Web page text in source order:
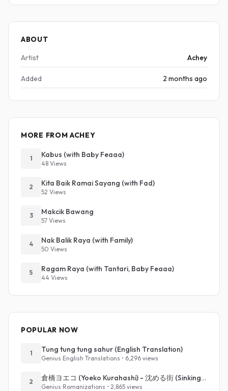
ABOUT
Artist
Achey
Added 2 months ago
MORE FROM ACHEY
1 Kabus (with Baby Feaaa)
48 Views
2 Kita Baik Ramai Sayang (with Fad)
52 Views
3 Makcik Bawang
57 Views
4 Nak Balik Raya (with Family)
50 Views
5 Ragam Raya (with Tantari, Baby Feaaa)
44 Views
POPULAR NOW
1 Tung tung tung sahur (English Translation)
Genius English Translations • 6,296 views
2 倉橋ヨエコ (Yoeko Kurahashi) - 沈める街 (Sinking Town) (Romanized)
Genius Romanizations • 2,865 views